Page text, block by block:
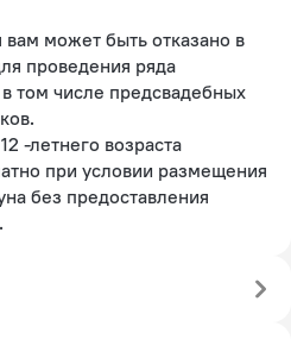
вам может быть отказано в
проведения ряда
том числе предсвадебных
-летнего возраста
при условии размещения
без предоставления